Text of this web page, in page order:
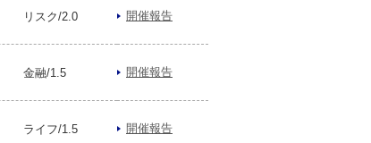
リスク/2.0 開催報告
金融/1.5 開催報告
ライフ/1.5 開催報告